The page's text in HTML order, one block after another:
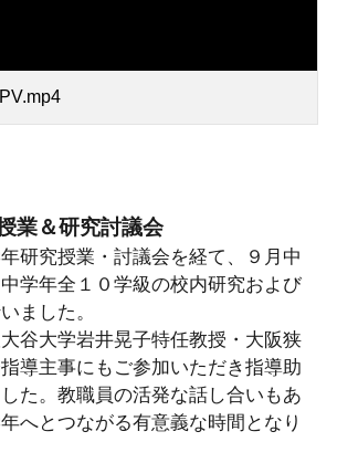
業＆研究討議会
研究授業・討議会を経て、９月中
学年全１０学級の校内研究および
ました。
谷大学岩井晃子特任教授・大阪狭
導主事にもご参加いただき指導助
た。教職員の活発な話し合いもあ
へとつながる有意義な時間となり